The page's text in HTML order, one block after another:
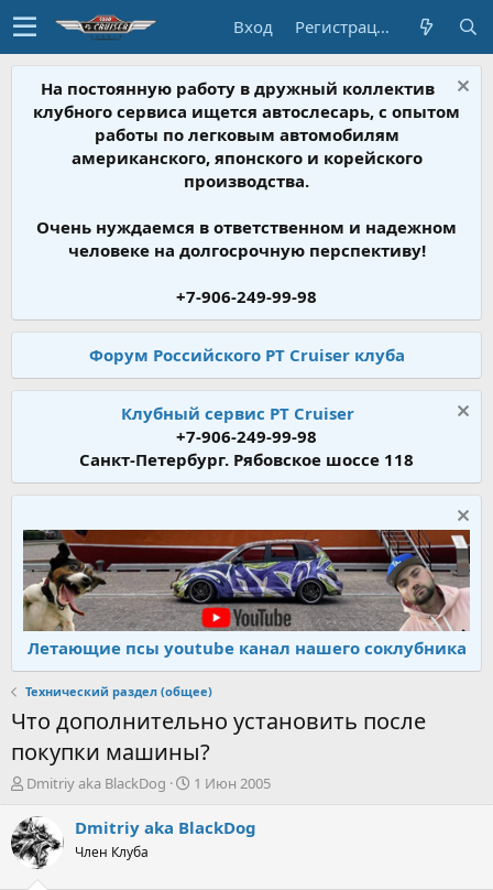
Вход Регистрация
На постоянную работу в дружный коллектив
клубного сервиса ищется автослесарь, с опытом
работы по легковым автомобилям
американского, японского и корейского
производства.
Очень нуждаемся в ответственном и надежном
человеке на долгосрочную перспективу!
+7-906-249-99-98
Форум Российского PT Cruiser клуба
Клубный сервис PT Cruiser
+7-906-249-99-98
Санкт-Петербург. Рябовское шоссе 118
Летающие псы youtube канал нашего соклубника
Технический раздел (общее)
Что дополнительно установить после
покупки машины?
А
т
о
р
Dmitriy aka BlackDog
Д
т
1 Июн 2005
Dmitriy aka BlackDog
Член Клуба